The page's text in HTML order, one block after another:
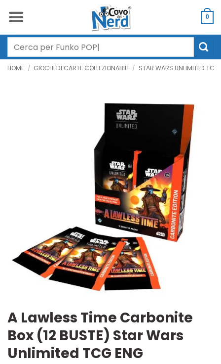
0
Cerca:
HOME / GIOCHI DI CARTE COLLEZIONABILI / STAR WARS UNLIMITED TCG
A Lawless Time Carbonite
Box (12 BUSTE) Star Wars
Unlimited TCG ENG